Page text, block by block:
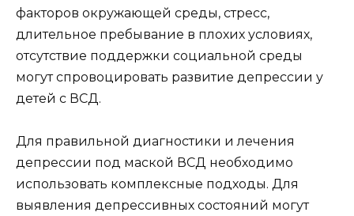
факторов окружающей среды, стресс,
длительное пребывание в плохих условиях,
отсутствие поддержки социальной среды
могут спровоцировать развитие депрессии у
детей с ВСД.
Для правильной диагностики и лечения
депрессии под маской ВСД необходимо
использовать комплексные подходы. Для
выявления депрессивных состояний могут